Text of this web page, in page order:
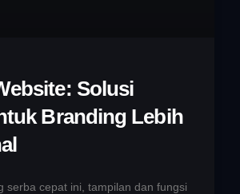
Solusi
Branding Lebih
serba cepat ini, tampilan dan fungsi